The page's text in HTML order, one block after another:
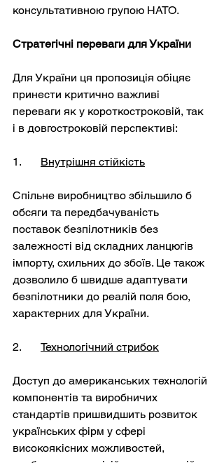
консультативною групою НАТО.
Стратегічні переваги для України
Для України ця пропозиція обіцяє
принести критично важливі
переваги як у короткостроковій, так
і в довгостроковій перспективі:
Внутрішня стійкість
Спільне виробництво збільшило б
обсяги та передбачуваність
поставок безпілотників без
залежності від складних ланцюгів
імпорту, схильних до збоїв. Це також
дозволило б швидше адаптувати
безпілотники до реалій поля бою,
характерних для України.
Технологічний стрибок
Доступ до американських технологій
компонентів та виробничих
стандартів пришвидшить розвиток
українських фірм у сфері
високоякісних можливостей,